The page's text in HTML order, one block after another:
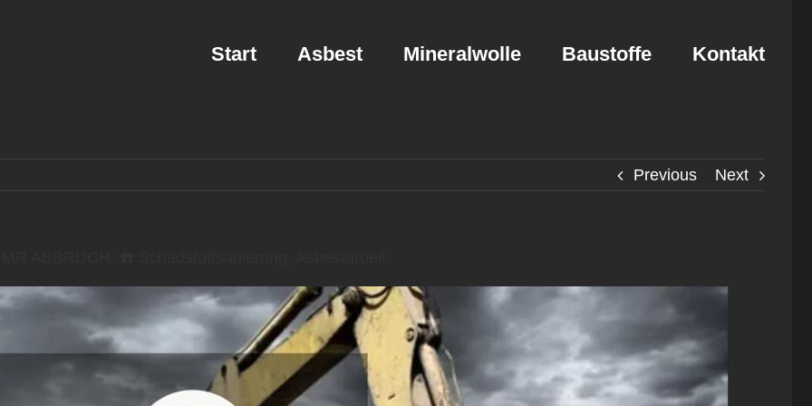
Start Asbest Mineralwolle Baustoffe Kontakt
Previous Next